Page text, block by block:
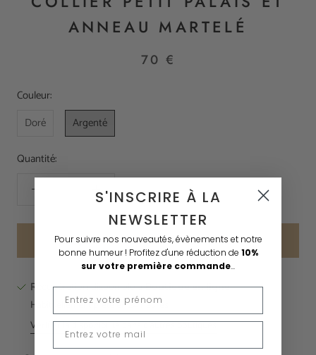
ANNEAU MARTELÉ
70 €
Couleur:
Doré
Argenté
Quantité:
AJOUTER AU PANIER 70 €
Récupération disponible àBoutique en ligne
Habituellement prête en 24 heures
Vérifier la disponibilité dans d'autres boutiques
S'INSCRIRE À LA
NEWSLETTER
Pour suivre nos nouveautés, évènements et notre
bonne humeur !Profitez d'une réduction de 10%
sur votre première commande...